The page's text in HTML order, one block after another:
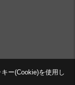
ー(Cookie)を使用し